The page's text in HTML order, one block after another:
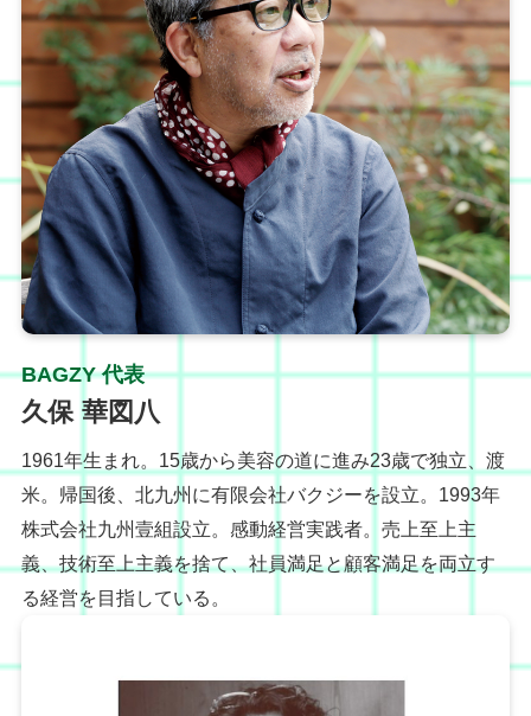
BAGZY 代表
久保 華図八
1961年生まれ。15歳から美容の道に進み23歳で独立、渡
米。帰国後、北九州に有限会社バクジーを設立。1993年
株式会社九州壹組設立。感動経営実践者。売上至上主
義、技術至上主義を捨て、社員満足と顧客満足を両立す
る経営を目指している。